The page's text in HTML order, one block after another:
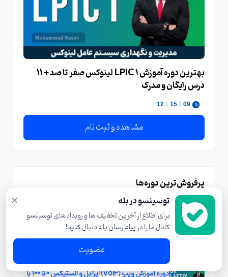
بهترین دوره آموزش LPIC 1 لینوکس صفر تا صد + 11
درس رایگان و مدرک
09
:
15
:
11
مشاهده و ثبت نام
پرفروش‌ترین دوره‌ها
بهترین دوره آموزش نتورک پلاس دنیا صفر تا صد +
30 درس رایگان
آموزش نوشتن رزومه ( برای شرکت های داخلی و
خارجی ) با محوریت مهاجرت تخصصی
دوره آموزش ویپ (VoIP) ایزابل و الستیکس 0 تا 100 با
× توسینسو در بله
برای اطلاع از آخرین تخفیف ها و رویدادهای توسینسو
کانال ما را در پیام رسان بله دنبال کنید!
عضویت